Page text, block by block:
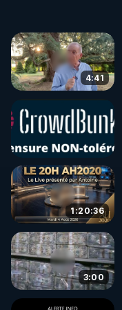
4:41
1:20:36
3:00